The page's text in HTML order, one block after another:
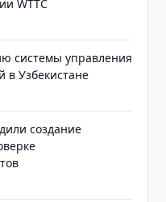
WTTC
системы управления
в Узбекистане
создание